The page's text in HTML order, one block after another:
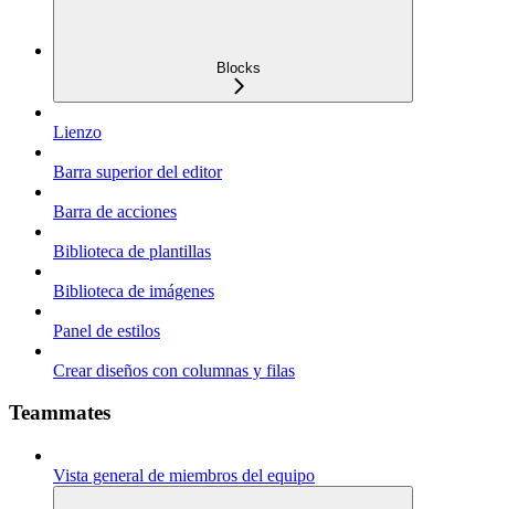
Blocks
Lienzo
Barra superior del editor
Barra de acciones
Biblioteca de plantillas
Biblioteca de imágenes
Panel de estilos
Crear diseños con columnas y filas
Teammates
Vista general de miembros del equipo